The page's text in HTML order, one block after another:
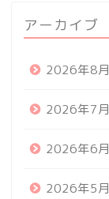
アーカイブ
2026年8月
2026年7月
2026年6月
2026年5月